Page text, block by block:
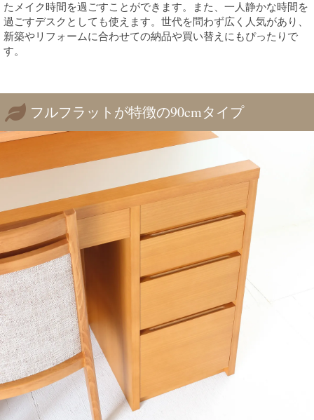
たメイク時間を過ごすことができます。また、一人静かな時間を
過ごすデスクとしても使えます。世代を問わず広く人気があり、
新築やリフォームに合わせての納品や買い替えにもぴったりで
す。
フルフラットが特徴の90cmタイプ